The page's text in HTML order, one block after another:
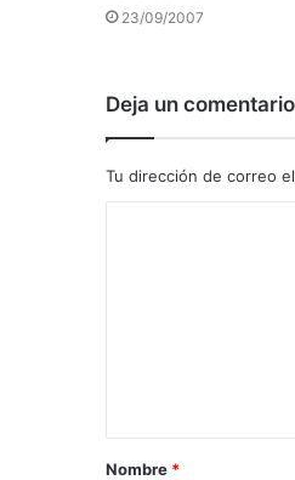
23/09/2007
Deja un comentario
Tu dirección de correo
a
r
Nombre *